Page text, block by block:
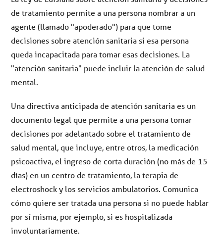
de tratamiento permite a una persona nombrar a un
agente (llamado "apoderado") para que tome
decisiones sobre atención sanitaria si esa persona
queda incapacitada para tomar esas decisiones. La
"atención sanitaria" puede incluir la atención de salud
mental.
Una directiva anticipada de atención sanitaria es un
documento legal que permite a una persona tomar
decisiones por adelantado sobre el tratamiento de
salud mental, que incluye, entre otros, la medicación
psicoactiva, el ingreso de corta duración (no más de 15
días) en un centro de tratamiento, la terapia de
electroshock y los servicios ambulatorios. Comunica
cómo quiere ser tratada una persona si no puede hablar
por sí misma, por ejemplo, si es hospitalizada
involuntariamente.